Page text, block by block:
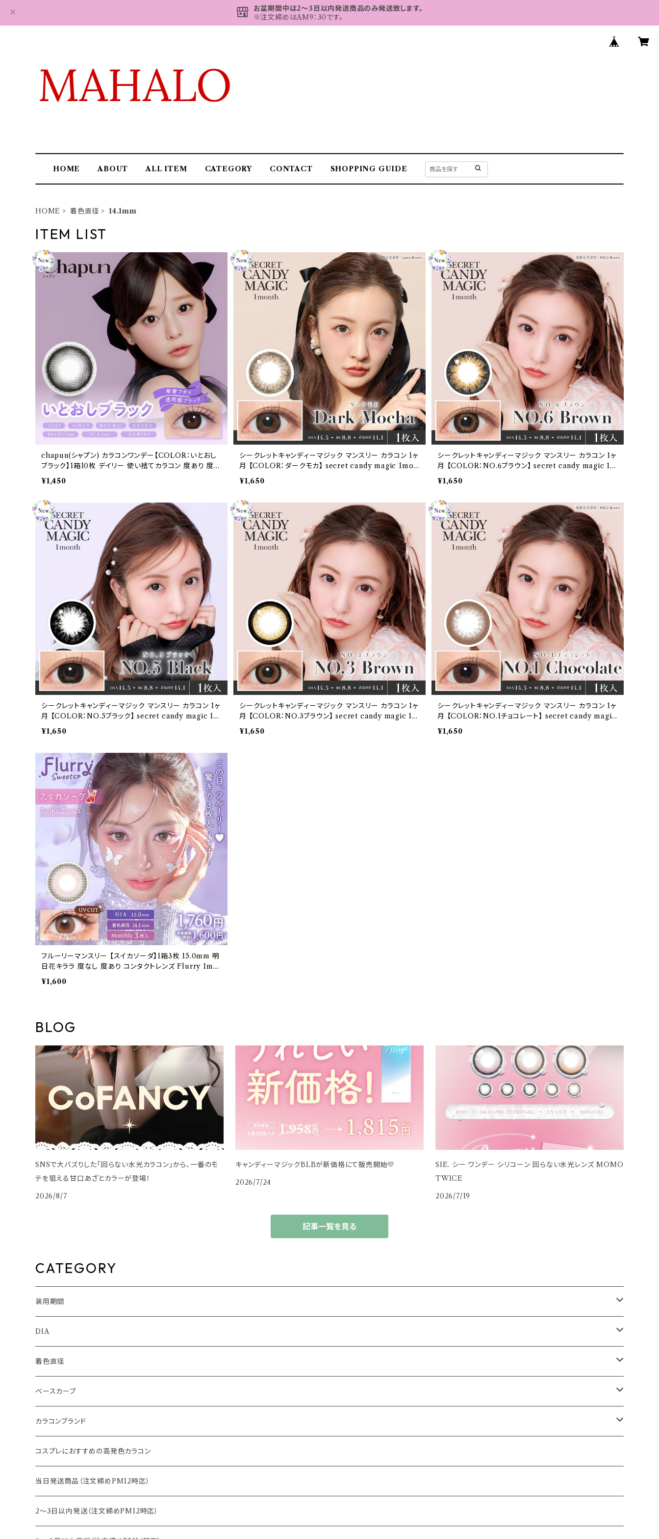
お盆期間中は2～3日以内発送商品のみ発送致します。
※注文締めはAM9：30です。
HOME ABOUT ALL ITEM CATEGORY CONTACT SHOPPING GUIDE
HOME 着色直径 14.1mm
ITEM LIST
chapun(シャプン) カラコンワンデー【COLOR：いとおし
ブラック】1箱10枚 デイリー 使い捨てカラコン 度あり 度な
し 回らない 水光カラコン 細フチ 1day 1日 高含水 カラコ
ン カラー コンタクト コンタクトレンズ
¥1,450
シークレットキャンディーマジック マンスリー カラコン 1ヶ
月 【COLOR：ダークモカ】 secret candy magic 1mon
th 度なし度あり 1箱1枚入【2枚セット】 送料無料 ワンマン
ス コンタクト キャンマジ 板野友美ナチュラル ブラック ブ
ジック パール
¥1,650
シークレットキャンディーマジック マンスリー カラコン 1ヶ
月 【COLOR：NO.6ブラウン】 secret candy magic 1m
onth 度なし度あり 1箱1枚入【2枚セット】 送料無料 ワン
マンス コンタクト キャンマジ 板野友美ナチュラル ブラッ
ーマジック パール
¥1,650
シークレットキャンディーマジック マンスリー カラコン 1ヶ
月 【COLOR：NO.5ブラック】 secret candy magic 1m
onth 度なし度あり 1箱1枚入【2枚セット】 送料無料 ワン
マンス コンタクト キャンマジ 板野友美ナチュラル ブラッ
ーマジック パール
¥1,650
シークレットキャンディーマジック マンスリー カラコン 1ヶ
月 【COLOR：NO.3ブラウン】 secret candy magic 1m
onth 度なし度あり 1箱1枚入【2枚セット】 送料無料 ワン
マンス コンタクト キャンマジ 板野友美ナチュラル ブラッ
¥1,650
シークレットキャンディーマジック マンスリー カラコン 1ヶ
月 【COLOR：NO.1チョコレート】 secret candy magic
1month 度なし度あり 1箱1枚入【2枚セット】 送料無料 ワ
ンマンス コンタクト キャンマジ 板野友美ナチュラル ブラッ
¥1,650
フルーリーマンスリー 【スイカソーダ】1箱3枚 15.0mm 明
日花キララ 度なし 度あり コンタクトレンズ Flurry 1mo
nth
¥1,600
BLOG
SNSで大バズりした「回らない水光カラコン」から、一番のモ
テを狙える甘口あざとカラーが登場！
2026/8/7
キャンディーマジックBLBが新価格にて販売開始💛
2026/7/24
SIE. シー ワンデー シリコーン 回らない水光レンズ MOMO
TWICE
2026/7/19
記事一覧を見る
CATEGORY
装用期間
1day
1month
2ｗeek
DIA
14.0mm
14.1mm
14.2mm
14.5mm
15.0mm
14.4mm
着色直径
12.5mm
12.8mm
13.0mm
13.2mm
13.3mm
ベースカーブ
8.6mm
8.7mm
8.8mm
8.5mm
カラコンブランド
エバーカラー
エヌズコレクション
トパーズ
コスプレにおすすめの高発色カラコン
当日発送商品（注文締めPM12時迄）
2～3日以内発送（注文締めPM12時迄）